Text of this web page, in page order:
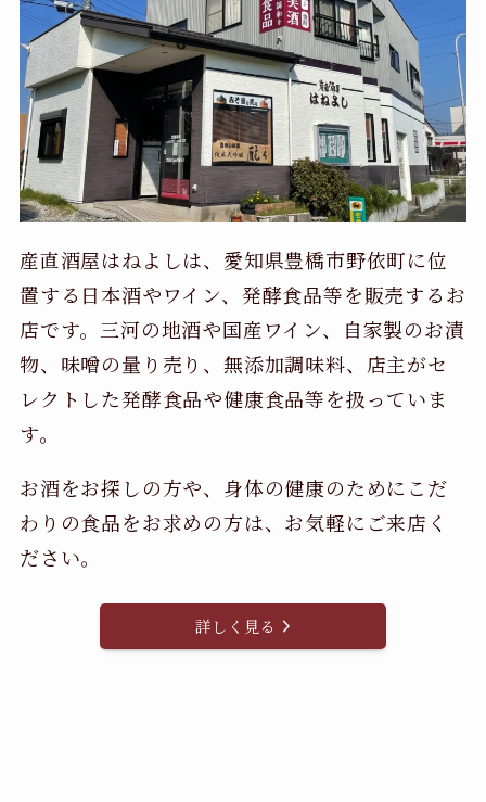
産直酒屋はねよしは、愛知県豊橋市野依町に位
置する日本酒やワイン、発酵食品等を販売するお
店です。三河の地酒や国産ワイン、自家製のお漬
物、味噌の量り売り、無添加調味料、店主がセ
レクトした発酵食品や健康食品等を扱っていま
す。
お酒をお探しの方や、身体の健康のためにこだ
わりの食品をお求めの方は、お気軽にご来店く
ださい。
詳しく見る